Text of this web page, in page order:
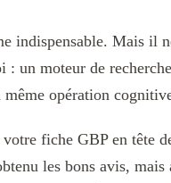
indispensable. Mais il
un moteur de
même opération
fiche GBP en tête
les bons avis,